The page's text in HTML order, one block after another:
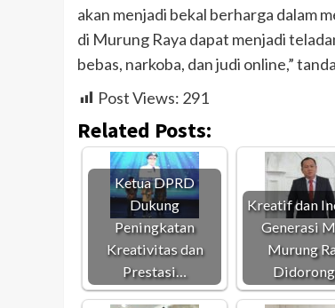
akan menjadi bekal berharga dalam
di Murung Raya dapat menjadi
bebas, narkoba, dan judi online,”
Post Views: 291
Related Posts:
Ketua DPRD
Dukung
Peningkatan
Kreativitas dan
Prestasi…
Kreatif dan
Generasi
Murung